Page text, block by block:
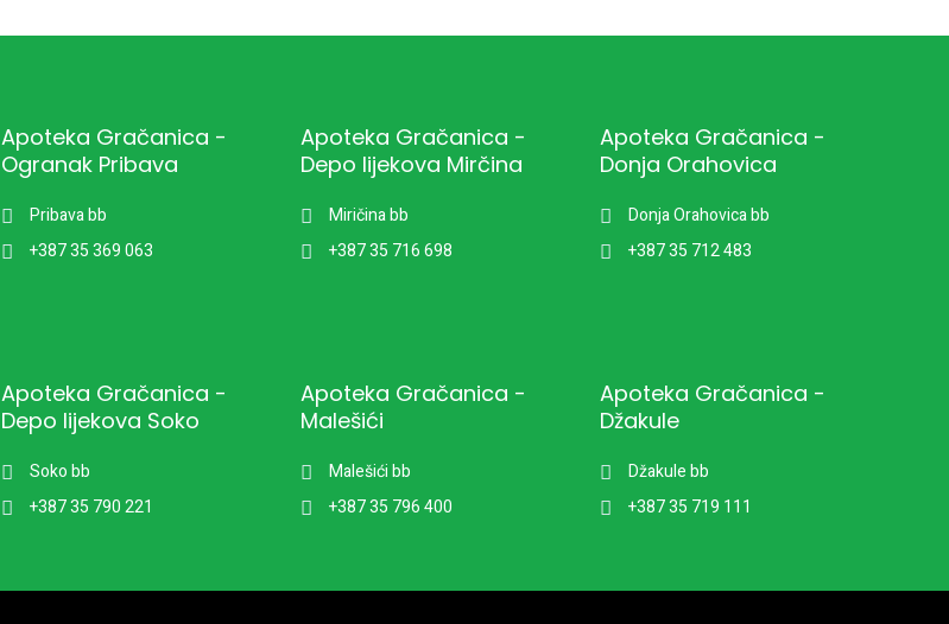
Apoteka Gračanica -
Ogranak Pribava
Pribava bb
+387 35 369 063
Apoteka Gračanica -
Depo lijekova Mirčina
Miričina bb
+387 35 716 698
Apoteka Gračanica -
Donja Orahovica
Donja Orahovica bb
+387 35 712 483
Apoteka Gračanica -
Depo lijekova Soko
Soko bb
+387 35 790 221
Apoteka Gračanica -
Malešići
Malešići bb
+387 35 796 400
Apoteka Gračanica -
Džakule
Džakule bb
+387 35 719 111